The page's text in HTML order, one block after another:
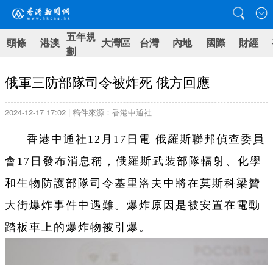
頭條 港澳 五年規
劃
大灣區 台灣 內地 國際 財經
俄軍三防部隊司令被炸死 俄方回應
2024-12-17 17:02 | 稿件來源：香港中通社
香港中通社12月17日電 俄羅斯聯邦偵查委員
會17日發布消息稱，俄羅斯武裝部隊輻射、化學
和生物防護部隊司令基里洛夫中將在莫斯科梁贊
大街爆炸事件中遇難。爆炸原因是被安置在電動
踏板車上的爆炸物被引爆。